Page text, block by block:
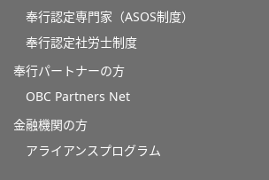
奉行認定専門家（ASOS制度）
奉行認定社労士制度
奉行パートナーの方
OBC Partners Net
金融機関の方
アライアンスプログラム